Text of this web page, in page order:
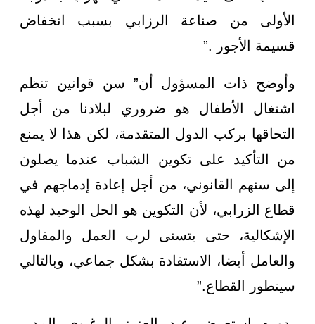
الأولى من صناعة الرزابي بسبب انخفاض
قسيمة الأجور .”
وأوضح ذات المسؤول أن” سن قوانين تنظم
اشتغال الأطفال هو ضروري لبلادنا من أجل
التحاقها بركب الدول المتقدمة، لكن هذا لا يمنع
من التأكيد على تكوين الشباب عندما يصلون
إلى سنهم القانوني، من أجل إعادة إدماجهم في
قطاع الزرابي، لأن التكوين هو الحل الوحيد لهذه
الإشكالية، حتى يتسنى لرب العمل والمقاول
والعامل أيضا، الاستفادة بشكل جماعي، وبالتالي
سيتطور القطاع.”